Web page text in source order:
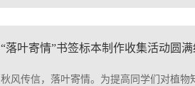
“落叶寄情”书签标本制作收集活动圆满
秋风传信，落叶寄情。为提高同学们对植